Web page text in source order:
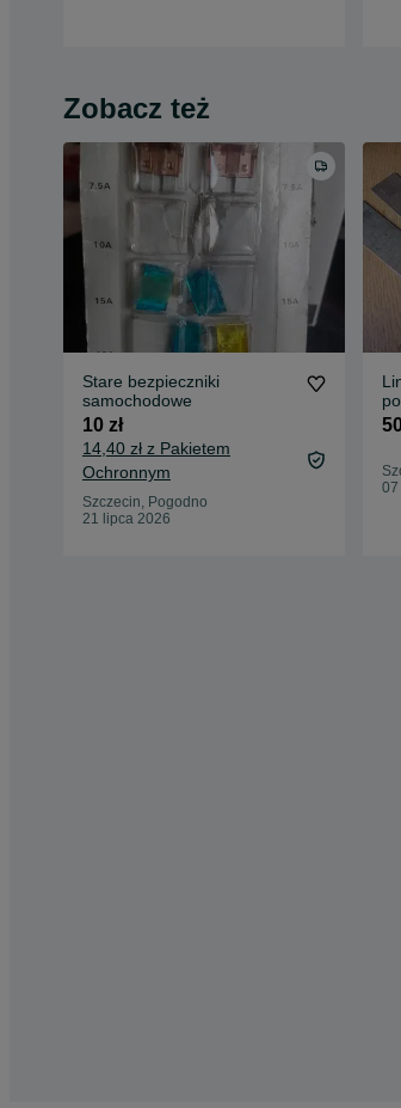
Zobacz też
Stare bezpieczniki
samochodowe
10 zł
14,40 zł z Pakietem
Ochronnym
Szczecin, Pogodno
21 lipca 2026
07